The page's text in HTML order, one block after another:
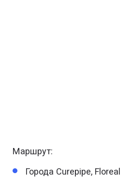
Маршрут:
Города Curepipe, Floreal